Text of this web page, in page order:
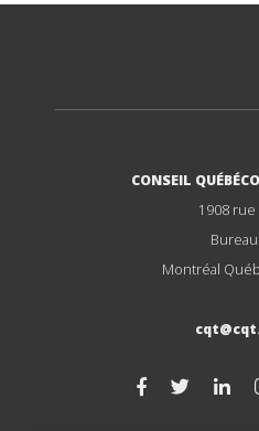
CONSEIL
1908 rue
Montréal